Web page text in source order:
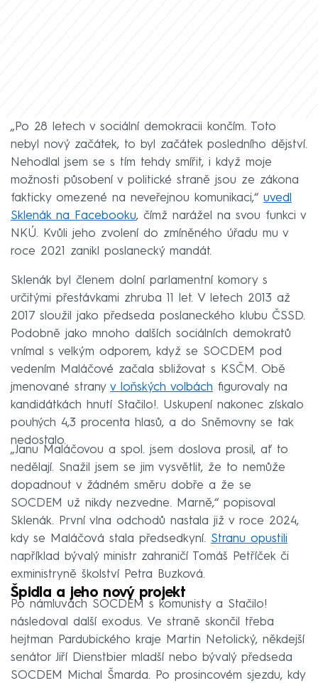
„Po 28 letech v sociální demokracii končím. Toto
nebyl nový začátek, to byl začátek posledního dějství.
Nehodlal jsem se s tím tehdy smířit, i když moje
možnosti působení v politické straně jsou ze zákona
fakticky omezené na neveřejnou komunikaci,“ uvedl
Sklenák na Facebooku, čímž narážel na svou funkci v
NKÚ. Kvůli jeho zvolení do zmíněného úřadu mu v
roce 2021 zanikl poslanecký mandát.
Sklenák byl členem dolní parlamentní komory s
určitými přestávkami zhruba 11 let. V letech 2013 až
2017 sloužil jako předseda poslaneckého klubu ČSSD.
Podobně jako mnoho dalších sociálních demokratů
vnímal s velkým odporem, když se SOCDEM pod
vedením Maláčové začala sbližovat s KSČM. Obě
jmenované strany v loňských volbách figurovaly na
kandidátkách hnutí Stačilo!. Uskupení nakonec získalo
pouhých 4,3 procenta hlasů, a do Sněmovny se tak
nedostalo.
„Janu Maláčovou a spol. jsem doslova prosil, ať to
nedělají. Snažil jsem se jim vysvětlit, že to nemůže
dopadnout v žádném směru dobře a že se
SOCDEM už nikdy nezvedne. Marně,“ popisoval
Sklenák. První vlna odchodů nastala již v roce 2024,
kdy se Maláčová stala předsedkyní. Stranu opustili
například bývalý ministr zahraničí Tomáš Petříček či
exministryně školství Petra Buzková.
Špidla a jeho nový projekt
Po námluvách SOCDEM s komunisty a Stačilo!
následoval další exodus. Ve straně skončil třeba
hejtman Pardubického kraje Martin Netolický, někdejší
senátor Jiří Dienstbier mladší nebo bývalý předseda
SOCDEM Michal Šmarda. Po prosincovém sjezdu, kdy